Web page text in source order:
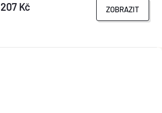
207 Kč ZOBRAZIT